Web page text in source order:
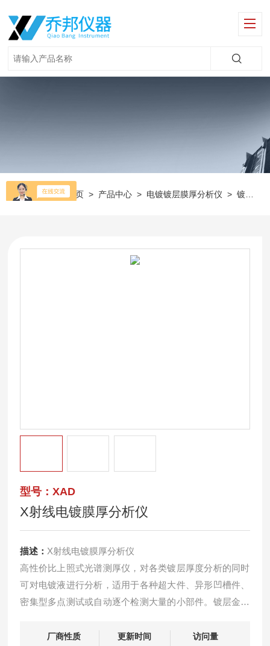
当前位置： 首页 > 产品中心 > 电镀镀层膜厚分析仪 >镀层测试仪
型号：XAD
X射线电镀膜厚分析仪
描述： X射线电镀膜厚分析仪
高性价比上照式光谱测厚仪，对各类镀层厚度分析的同时
可对电镀液进行分析，适用于各种超大件、异形凹槽件、
密集型多点测试或自动逐个检测大量的小部件。镀层金属
厂商性质
更新时间
访问量